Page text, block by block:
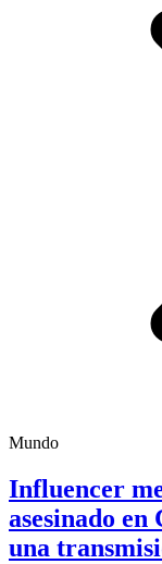
Mundo
Influencer
asesinado
una